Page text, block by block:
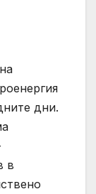
дни.
в